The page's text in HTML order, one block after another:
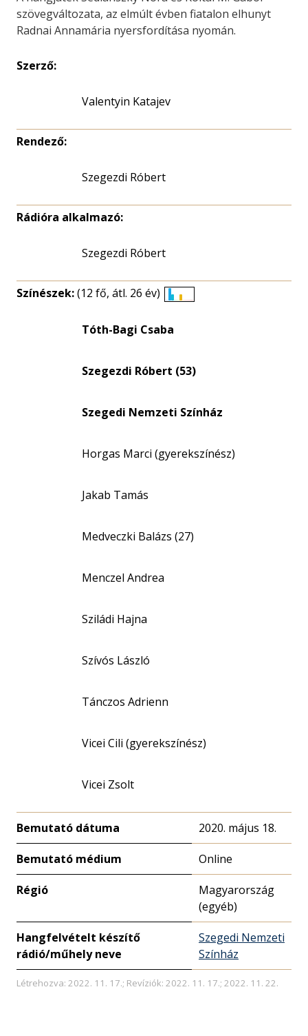
szövegváltozata, az elmúlt évben fiatalon elhunyt
Radnai Annamária nyersfordítása nyomán.
Szerző:
Valentyin Katajev
Rendező:
Szegezdi Róbert
Rádióra alkalmazó:
Szegezdi Róbert
Színészek:(12 fő, átl. 26 év)
Tóth-Bagi Csaba
Szegezdi Róbert (53)
Szegedi Nemzeti Színház
Horgas Marci (gyerekszínész)
Jakab Tamás
Medveczki Balázs (27)
Menczel Andrea
Sziládi Hajna
Szívós László
Tánczos Adrienn
Vicei Cili (gyerekszínész)
Vicei Zsolt
Bemutató dátuma 2020. május 18.
Bemutató médium Online
Régió
Magyarország
(egyéb)
Hangfelvételt készítő
rádió/műhely neve
Szegedi Nemzeti
Színház
Létrehozva: 2022. 11. 17.; Revíziók: 2022. 11. 17.; 2022. 11. 22.